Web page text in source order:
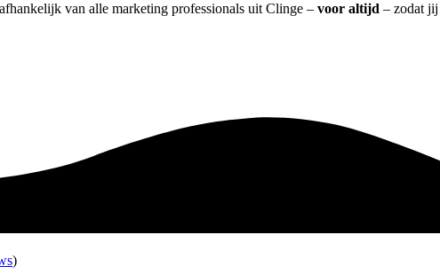
van alle marketing professionals uit Clinge – voor altijd – zodat jij
)